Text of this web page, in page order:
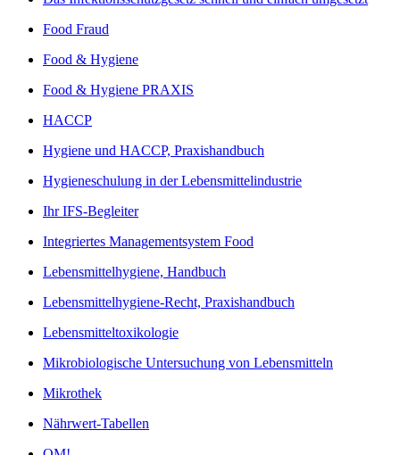
Food Fraud
Food & Hygiene
Food & Hygiene PRAXIS
HACCP
Hygiene und HACCP, Praxishandbuch
Hygieneschulung in der Lebensmittelindustrie
Ihr IFS-Begleiter
Integriertes Managementsystem Food
Lebensmittelhygiene, Handbuch
Lebensmittelhygiene-Recht, Praxishandbuch
Lebensmitteltoxikologie
Mikrobiologische Untersuchung von Lebensmitteln
Mikrothek
Nährwert-Tabellen